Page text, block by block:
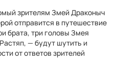
зрителям Змей Драконыч
отправится в путешествие
брата, три головы Змея
— будут шутить и
от ответов зрителей